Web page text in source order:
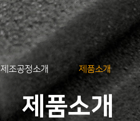
제조공정소개 제품소개
제품소개